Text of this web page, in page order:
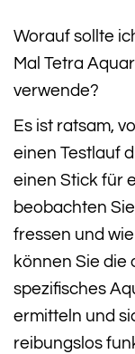
Worauf sollte
Mal Tetra
verwende?
Es ist ratsam,
einen Testlauf
einen Stick für
beobachten
fressen und
können Sie die
spezifisches
ermitteln und
reibungslos